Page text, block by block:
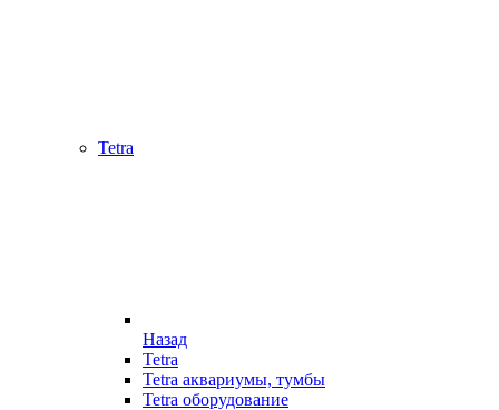
Tetra
Назад
Tetra
Tetra аквариумы, тумбы
Tetra оборудование